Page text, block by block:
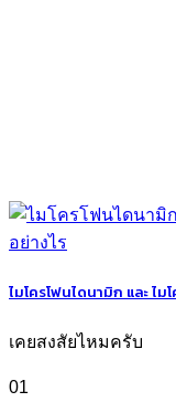
ไมโครโฟนไดนามิก และ ไ
เคยสงสัยไหมครับ
01